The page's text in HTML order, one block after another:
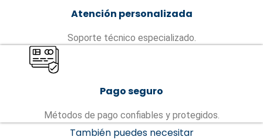
Atención personalizada
Soporte técnico especializado.
Pago seguro
Métodos de pago confiables y protegidos.
También puedes necesitar